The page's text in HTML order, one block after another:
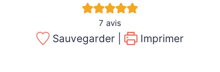
7 avis
Sauvegarder | Imprimer